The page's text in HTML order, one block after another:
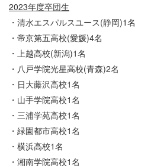
2023年度卒団生
・清水エスパルスユース(静岡)1名
・帝京第五高校(愛媛)4名
・上越高校(新潟)1名
・八戸学院光星高校(青森)2名
・日大藤沢高校1名
・山手学院高校1名
・三浦学苑高校1名
・緑園都市高校1名
・横浜高校1名
・湘南学院高校1名